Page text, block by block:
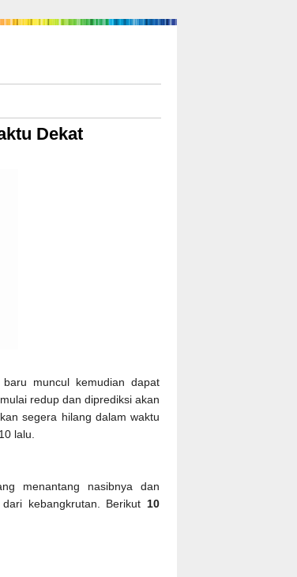
Dekat
muncul kemudian dapat
redup dan diprediksi akan
segera hilang dalam waktu
lalu.
menantang nasibnya dan
kebangkrutan. Berikut 10